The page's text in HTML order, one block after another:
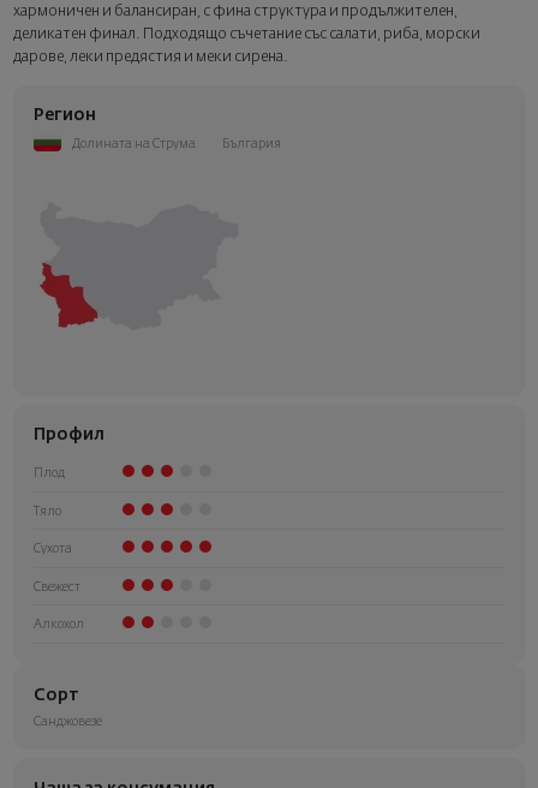
картичка с ваше пожелание. Изберете тази опция в
следващата стъпка от поръчката.
хармоничен и балансиран, с фина структура и продължителен,
деликатен финал. Подходящо съчетание със салати, риба, морски
дарове, леки предястия и меки сирена.
Регион
Долината на Струма България
Профил
Плод
Тяло
Сухота
Свежест
Алкохол
Сорт
Санджовезе